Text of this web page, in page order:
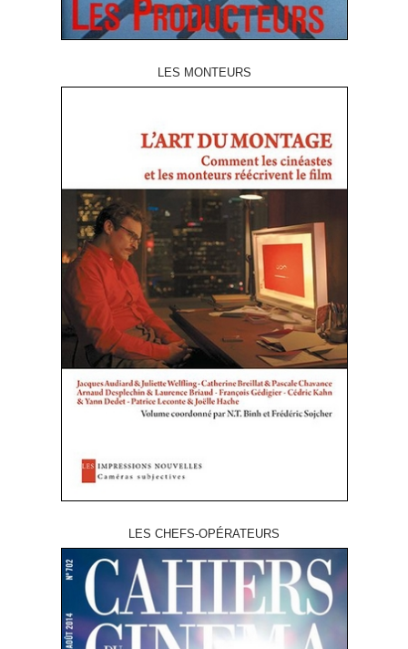
LES MONTEURS
LES CHEFS-OPÉRATEURS